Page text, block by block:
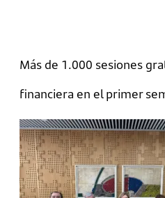
Más de 1.000 sesiones
financiera en el primer